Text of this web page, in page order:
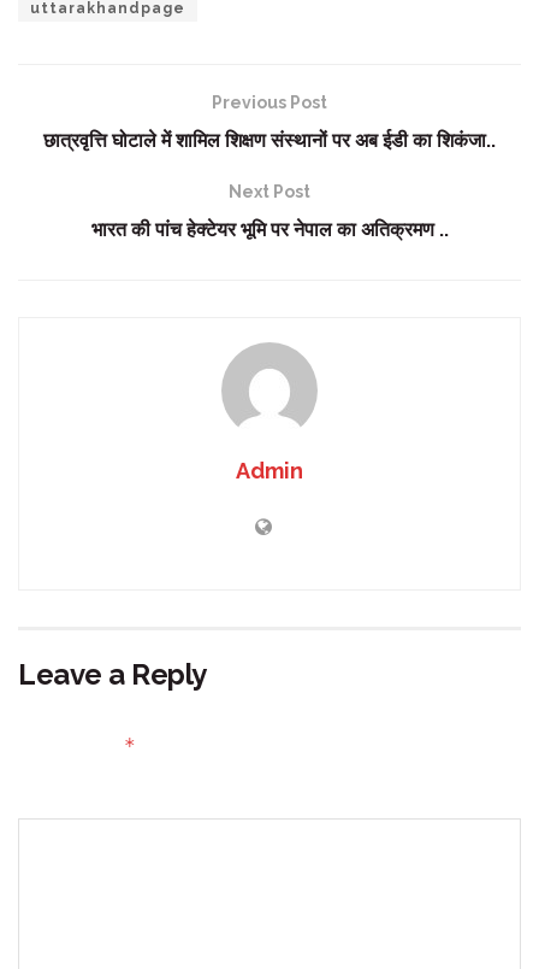
uttarakhandpage
Previous Post
छात्रवृत्ति घोटाले में शामिल शिक्षण संस्थानों पर अब ईडी का शिकंजा..
Next Post
भारत की पांच हेक्टेयर भूमि पर नेपाल का अतिक्रमण ..
Admin
Leave a Reply
*